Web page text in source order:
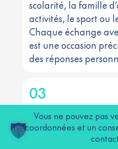
scolarité, la famille
activités, le sport ou
Chaque échange
est une occasion
des réponses
03
Échangez avec nos
Vous ne pouvez pas
coordonnées et un